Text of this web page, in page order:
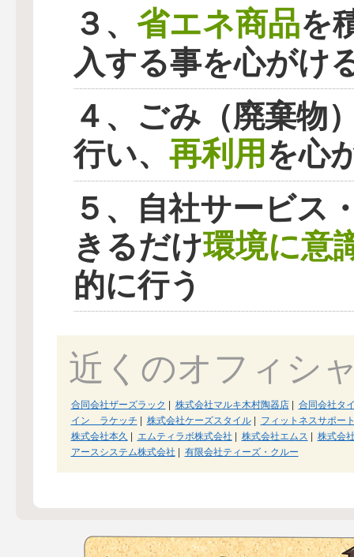
３、 省エネ商品を
入する事を心がけ
４、ごみ（廃棄物
行い、 再利用を心
５、自社サービス
きるだけ環境に意
的に行う
近くのオフィシ
合同会社ザーズラック 株式会社マルキ木村陶器店|
合同会社タ
イン ラケッチ
株式会社ケーズスタイル|
フィットネスサポー
株式会社本久
エムティラボ株式会社 株式会社エムス
株式会
アースシステム株式会社
有限会社ティーズ・クルー